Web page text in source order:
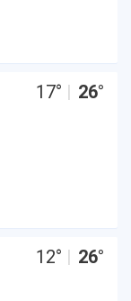
17° | 26°
12° | 26°